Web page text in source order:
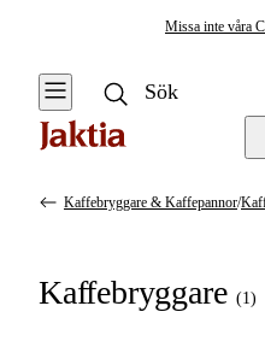
Missa inte våra
Övrig
&
Kaffebryggare & Kaffepannor/
Kaffebryggare (1)